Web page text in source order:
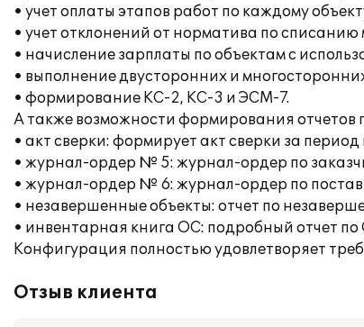
• учет оплаты этапов работ по каждому
• учет отклонений от норматива по списанию
• начисление зарплаты по объектам с
• выполнение двусторонних и
• формирование КС-2, КС-3 и ЭСМ-7.
А также возможности формирования отчетов
• акт сверки: формирует акт сверки за
• журнал-ордер № 5: журнал-ордер по
• журнал-ордер № 6: журнал-ордер по
• незавершенные объекты: отчет по
• инвентарная книга ОС: подробный отчет
Конфигурация полностью удовлетворяет
Отзыв клиента